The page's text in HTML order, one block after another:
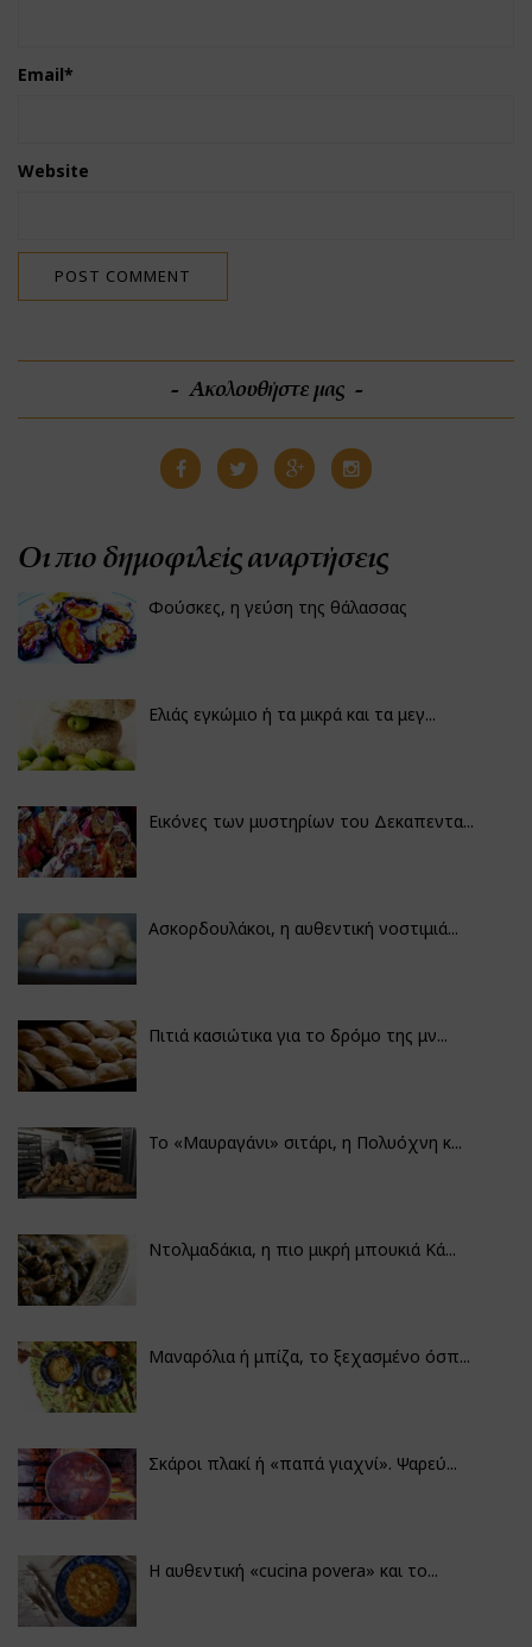
Email*
Website
Ακολουθήστε μας
Οι πιο δημοφιλείς αναρτήσεις
Φούσκες, η γεύση της θάλασσας
Ελιάς εγκώμιο ή τα μικρά και τα μεγ...
Εικόνες των μυστηρίων του Δεκαπεντα...
Ασκορδουλάκοι, η αυθεντική νοστιμιά...
Πιτιά κασιώτικα για το δρόμο της μν...
Το «Μαυραγάνι» σιτάρι, η Πολυόχνη κ...
Ντολμαδάκια, η πιο μικρή μπουκιά Κά...
Μαναρόλια ή μπίζα, το ξεχασμένο όσπ...
Σκάροι πλακί ή «παπά γιαχνί». Ψαρεύ...
Η αυθεντική «cucina povera» και το...